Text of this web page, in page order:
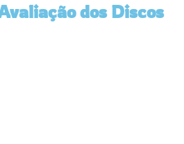
dos Discos